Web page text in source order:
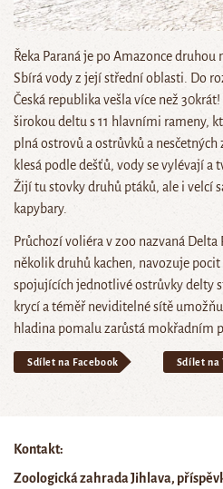
Řeka Paraná je po Amazonce
Sbírá vody z její střední oblasti. Do
Česká republika vešla více než
širokou deltu s 11 hlavními rameny,
plná ostrovů a ostrůvků a
klesá podle dešťů, vody se vylévají a
Žijí tu stovky druhů ptáků, ale i velcí
kapybary.
Průchozí voliéra v zoo nazvaná Delta
několik druhů kachen, navozuje
spojujících jednotlivé ostrůvky delty
krycí a téměř neviditelné sítě
hladina pomalu zarůstá mokřadním
Sdílet na Facebook Sdílet na
Kontakt:
Zoologická zahrada Jihlava,